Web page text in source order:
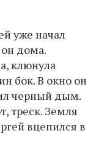
уже начал
дома.
клюнула
бок. В окно он
черный дым.
треск. Земля
вцепился в